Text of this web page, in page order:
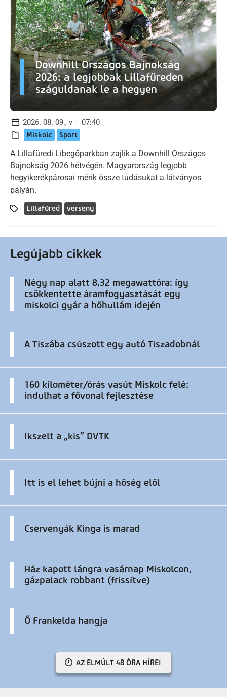
Downhill Országos Bajnokság
2026: a legjobbak Lillafüreden
száguldanak le a hegyen
2026. 08. 09., v – 07:40
Miskolc Sport
A Lillafüredi Libegőparkban zajlik a Downhill Országos
Bajnokság 2026 hétvégén. Magyarország legjobb
hegyikerékpárosai mérik össze tudásukat a látványos
pályán.
Lillafüred verseny
Legújabb cikkek
Négy nap alatt 8,32 megawattóra: így
csökkentette áramfogyasztását egy
miskolci gyár a hőhullám idején
A Tiszába csúszott egy autó Tiszadobnál
160 kilométer/órás vasút Miskolc felé:
indulhat a fővonal fejlesztése
Ikszelt a „kis” DVTK
Itt is el lehet bújni a hőség elől
Cservenyák Kinga is marad
Ház kapott lángra vasárnap Miskolcon,
gázpalack robbant (frissítve)
Ő Frankelda hangja
AZ ELMÚLT 48 ÓRA HÍREI